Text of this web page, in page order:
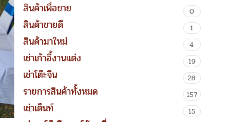
สินค้าเพื่อขาย 0
สินค้าขายดี 1
สินค้ามาใหม่ 4
เช่าเก้าอี้งานแต่ง 19
เช่าโต๊ะจีน 28
รายการสินค้าทั้งหมด 157
เช่าเต็นท์ 15